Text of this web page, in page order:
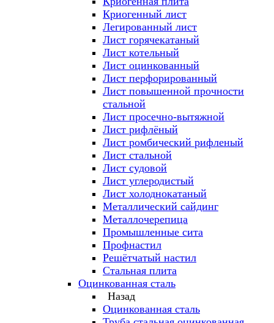
Криогенный лист
Легированный лист
Лист горячекатаный
Лист котельный
Лист оцинкованный
Лист перфорированный
Лист повышенной прочности
стальной
Лист просечно-вытяжной
Лист рифлёный
Лист ромбический рифленый
Лист стальной
Лист судовой
Лист углеродистый
Лист холоднокатаный
Металлический сайдинг
Металлочерепица
Промышленные сита
Профнастил
Решётчатый настил
Стальная плита
Оцинкованная сталь
Назад
Оцинкованная сталь